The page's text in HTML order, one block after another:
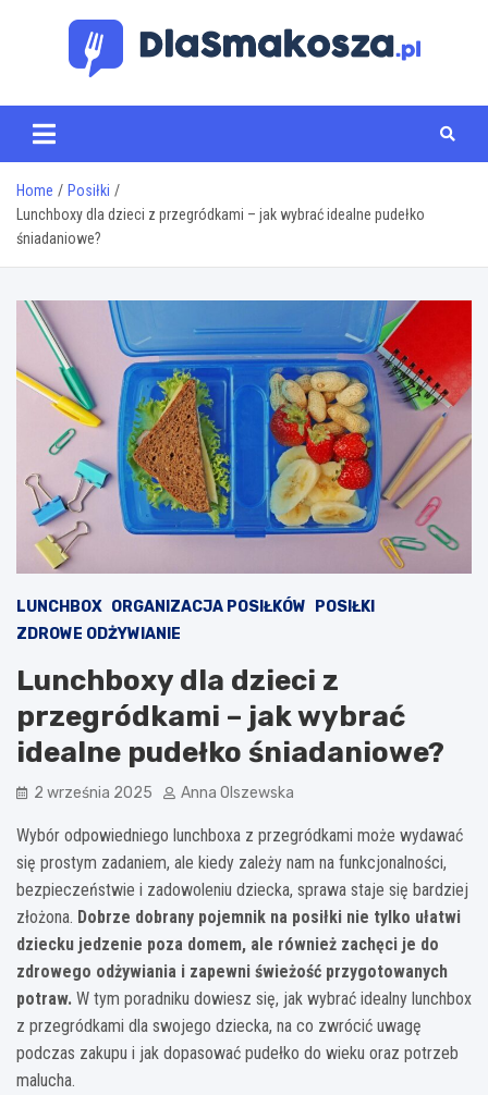
www.dlasmakosza.pl
Home
Posiłki
Lunchboxy dla dzieci z przegródkami – jak wybrać idealne pudełko
śniadaniowe?
LUNCHBOX ORGANIZACJA POSIŁKÓW
POSIŁKI
ZDROWE ODŻYWIANIE
Lunchboxy dla dzieci z
przegródkami – jak wybrać
idealne pudełko śniadaniowe?
2 września 2025 Anna Olszewska
Wybór odpowiedniego lunchboxa z przegródkami może wydawać
się prostym zadaniem, ale kiedy zależy nam na funkcjonalności,
bezpieczeństwie i zadowoleniu dziecka, sprawa staje się bardziej
złożona. Dobrze dobrany pojemnik na posiłki nie tylko ułatwi
dziecku jedzenie poza domem, ale również zachęci je do
zdrowego odżywiania i zapewni świeżość przygotowanych
potraw. W tym poradniku dowiesz się, jak wybrać idealny lunchbox
z przegródkami dla swojego dziecka, na co zwrócić uwagę
podczas zakupu i jak dopasować pudełko do wieku oraz potrzeb
malucha.